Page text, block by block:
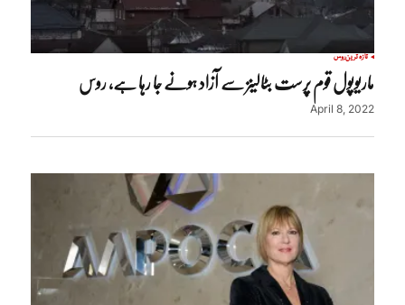
تازہ ترینروس
ماریوپول قوم پرست بٹالینز سے آزاد ہونے جا رہا ہے، روس
April 8, 2022